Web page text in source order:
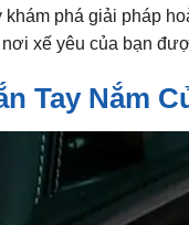
khám phá giải pháp
nơi xế yêu của bạn
Tay Nắm